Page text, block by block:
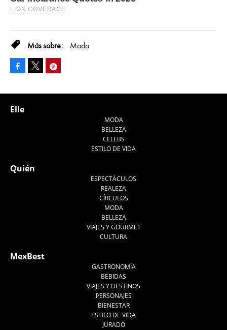
Moda
Facebook
Elle
MODA
BELLEZA
CELEBS
ESTILO DE VIDA
Quién
ESPECTÁCULOS
REALEZA
CÍRCULOS
MODA
BELLEZA
VIAJES Y GOURMET
CULTURA
MexBest
GASTRONOMÍA
BEBIDAS
VIAJES Y DESTINOS
PERSONAJES
BIENESTAR
ESTILO DE VIDA
JURADO